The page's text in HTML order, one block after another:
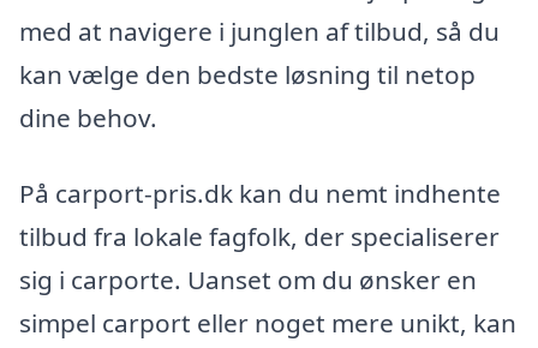
med at navigere i junglen af tilbud, så du
kan vælge den bedste løsning til netop
dine behov.
På carport-pris.dk kan du nemt indhente
tilbud fra lokale fagfolk, der specialiserer
sig i carporte. Uanset om du ønsker en
simpel carport eller noget mere unikt, kan